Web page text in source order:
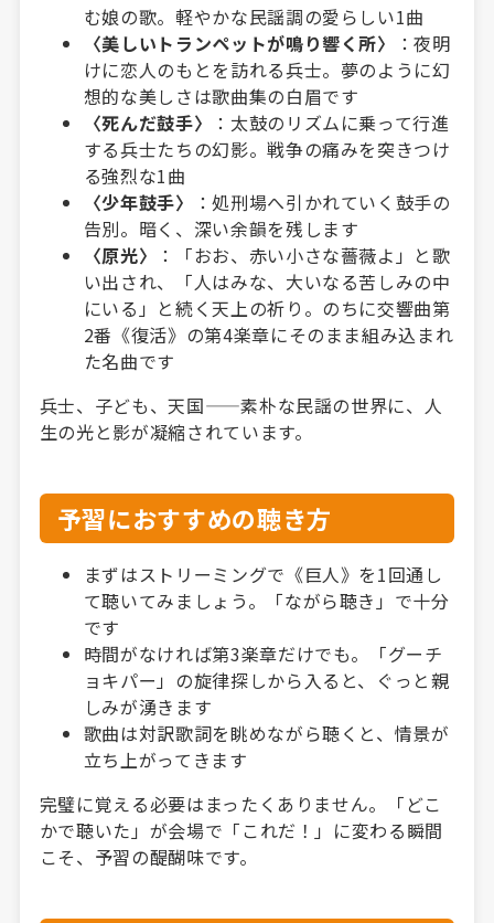
む娘の歌。軽やかな民謡調の愛らしい1曲
〈美しいトランペットが鳴り響く所〉
：夜明
けに恋人のもとを訪れる兵士。夢のように幻
想的な美しさは歌曲集の白眉です
〈死んだ鼓手〉
：太鼓のリズムに乗って行進
する兵士たちの幻影。戦争の痛みを突きつけ
る強烈な1曲
〈少年鼓手〉
：処刑場へ引かれていく鼓手の
告別。暗く、深い余韻を残します
〈原光〉
：「おお、赤い小さな薔薇よ」と歌
い出され、「人はみな、大いなる苦しみの中
にいる」と続く天上の祈り。のちに交響曲第
2番《復活》の第4楽章にそのまま組み込まれ
た名曲です
兵士、子ども、天国——素朴な民謡の世界に、人
生の光と影が凝縮されています。
予習におすすめの聴き方
まずはストリーミングで《巨人》を1回通し
て聴いてみましょう。「ながら聴き」で十分
です
時間がなければ第3楽章だけでも。「グーチ
ョキパー」の旋律探しから入ると、ぐっと親
しみが湧きます
歌曲は対訳歌詞を眺めながら聴くと、情景が
立ち上がってきます
完璧に覚える必要はまったくありません。「どこ
かで聴いた」が会場で「これだ！」に変わる瞬間
こそ、予習の醍醐味です。